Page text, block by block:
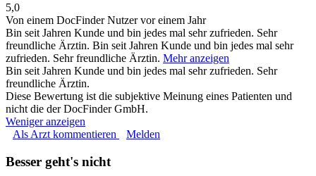
5,0
Von einem DocFinder Nutzervor einem Jahr
Bin seit Jahren Kunde und bin jedes mal sehr zufrieden. Sehr
freundliche Ärztin. Bin seit Jahren Kunde und bin jedes mal sehr
zufrieden. Sehr freundliche Ärztin. Mehr anzeigen
Bin seit Jahren Kunde und bin jedes mal sehr zufrieden. Sehr
freundliche Ärztin.
Diese Bewertung ist die subjektive Meinung eines Patienten und
nicht die der DocFinder GmbH.
Weniger anzeigen
Als Arzt kommentieren
Melden
Besser geht's nicht